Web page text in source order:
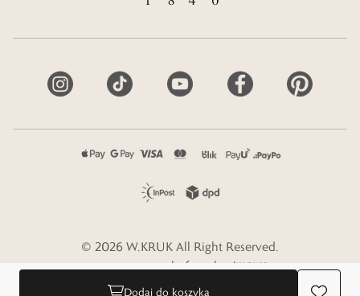
Dodaj do koszyka
© 2026 W.KRUK All Right Reserved.
e-commerce platform by